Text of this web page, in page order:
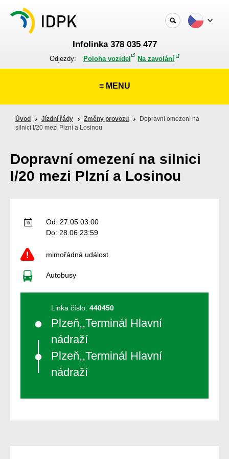
Infolinka 378 035 477
Odjezdy: Poloha vozidel Na zavolání
≡ MENU
Úvod Jízdní řády Změny provozu
Dopravní omezení na
silnici I/20 mezi Plzní a Losinou
Dopravní omezení na silnici
I/20 mezi Plzní a Losinou
Od: 27.05 03:00
Do: 28.06 23:59
mimořádná událost
Autobusy
Linka číslo: 440450
Plzeň,,Terminál Hlavní
nádraží
Plzeň,,Terminál Hlavní
nádraží